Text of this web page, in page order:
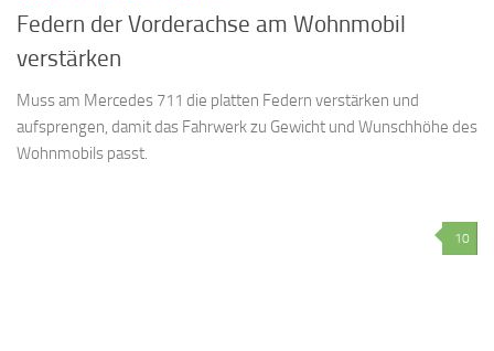
Federn der Vorderachse am Wohnmobil
verstärken
Muss am Mercedes 711 die platten Federn verstärken und
aufsprengen, damit das Fahrwerk zu Gewicht und Wunschhöhe des
Wohnmobils passt.
10